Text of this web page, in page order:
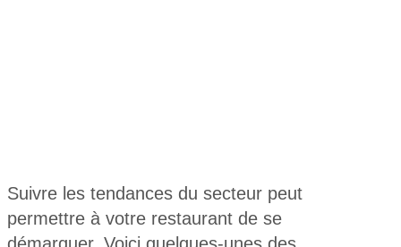
Suivre les tendances du secteur peut
permettre à votre restaurant de se